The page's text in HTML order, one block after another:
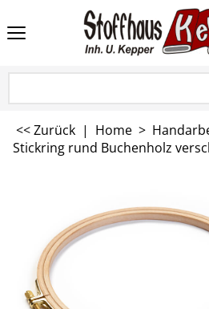
<< Zurück | Home >
Stickring rund Buchenholz